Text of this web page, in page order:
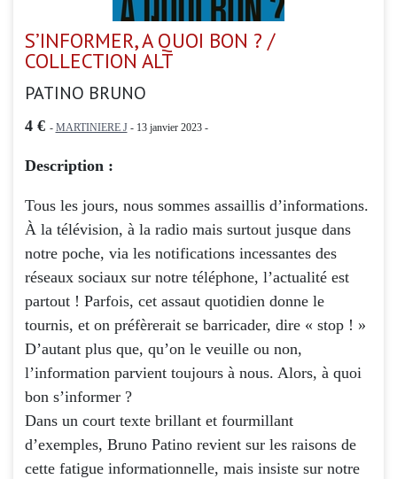
S’INFORMER, A QUOI BON ? /
COLLECTION ALT
PATINO BRUNO
4 € - MARTINIERE J- 13 janvier 2023 -
Description :
Tous les jours, nous sommes assaillis d’informations.
À la télévision, à la radio mais surtout jusque dans
notre poche, via les notifications incessantes des
réseaux sociaux sur notre téléphone, l’actualité est
partout ! Parfois, cet assaut quotidien donne le
tournis, et on préfèrerait se barricader, dire « stop ! »
D’autant plus que, qu’on le veuille ou non,
l’information parvient toujours à nous. Alors, à quoi
bon s’informer ?
Dans un court texte brillant et fourmillant
d’exemples, Bruno Patino revient sur les raisons de
cette fatigue informationnelle, mais insiste sur notre